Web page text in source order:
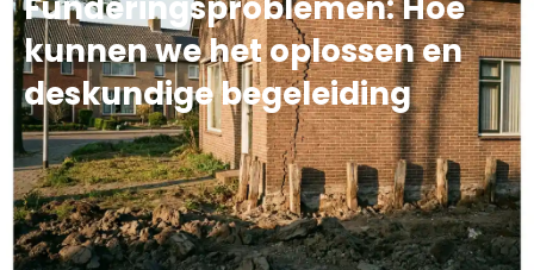
kunnen we het oplossen en
deskundige begeleiding